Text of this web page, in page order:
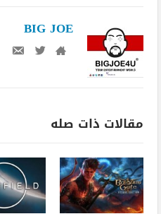
BIG JOE
مقالات ذات صله